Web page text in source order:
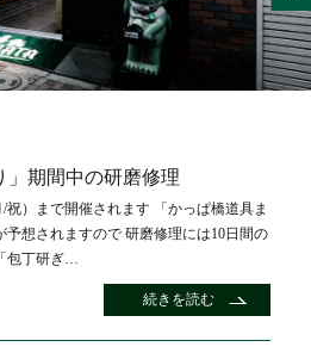
」期間中の研磨修理
祝）まで開催されます 「かっぱ橋道具ま
想されますので 研磨修理には10日間の
包丁研ぎ…
続きを読む